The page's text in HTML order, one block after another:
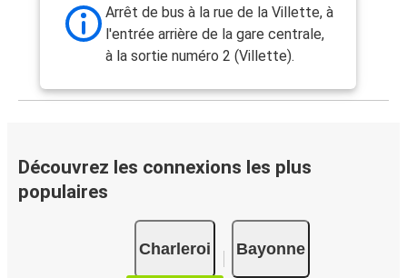
Arrêt de bus à la rue de la Villette, à
l'entrée arrière de la gare centrale,
à la sortie numéro 2 (Villette).
Découvrez les connexions les plus
populaires
Charleroi Bayonne